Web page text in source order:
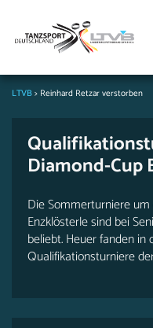
LTVB> Reinhard Retzar verstorben
Diamond-Cup
Die Sommerturniere um
Enzklösterle sind bei
beliebt. Heuer fanden
Qualifikationsturniere